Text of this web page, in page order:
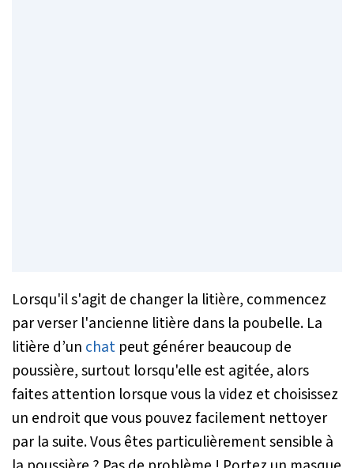
Lorsqu'il s'agit de changer la litière, commencez
par verser l'ancienne litière dans la poubelle. La
litière d’un chat peut générer beaucoup de
poussière, surtout lorsqu'elle est agitée, alors
faites attention lorsque vous la videz et choisissez
un endroit que vous pouvez facilement nettoyer
par la suite. Vous êtes particulièrement sensible à